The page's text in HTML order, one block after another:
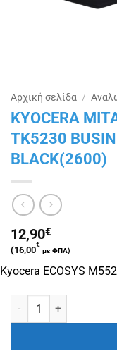
Αρχική σελίδα /
KYOCERA
TK5230
BLACK(2600)
12,90€
(16,00
€
με ΦΠΑ)
Kyocera ECOSYS
KYOCERA MITA